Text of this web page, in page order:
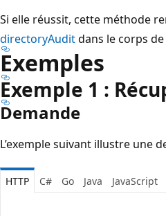
Si elle réussit, cette méthode
directoryAuditdans le corps
Exemples
Exemple 1 :
Demande
L’exemple suivant illustre une
HTTP C# Go Java JavaScript